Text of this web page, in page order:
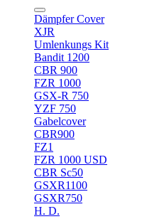
Dämpfer Cover
XJR
Umlenkungs Kit
Bandit 1200
CBR 900
FZR 1000
GSX-R 750
YZF 750
Gabelcover
CBR900
FZ1
FZR 1000 USD
CBR Sc50
GSXR1100
GSXR750
H. D.